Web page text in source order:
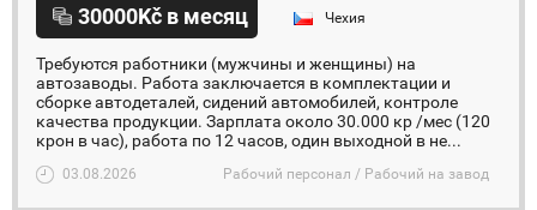
30000Kč в месяц Чехия
Требуются работники (мужчины и женщины) на
автозаводы. Работа заключается в комплектации и
сборке автодеталей, сидений автомобилей, контролe
качества продукции. Зарплата около 30.000 кр /мес (120
крон в час), работа по 12 часов, один выходной в не...
03.08.2026 Рабочий персонал / Рабочий на завод